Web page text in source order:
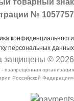
№ 1057757
конфиденциальности
персональных данных
защищены © 2026
«запрещённая организация
Российской Федерации»